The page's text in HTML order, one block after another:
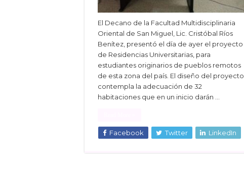
El Decano de la Facultad Multidisciplinaria
Oriental de San Miguel, Lic. Cristóbal Ríos
Benítez, presentó el día de ayer el proyecto
de Residencias Universitarias, para
estudiantes originarios de pueblos remotos
de esta zona del país. El diseño del proyecto
contempla la adecuación de 32
habitaciones que en un inicio darán …
Facebook Twitter LinkedIn